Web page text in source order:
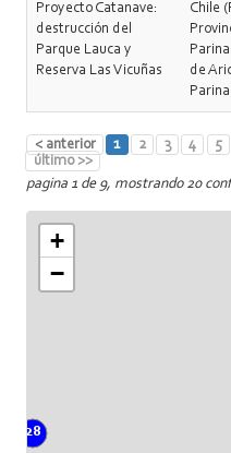
Proyecto Catanave:
destrucción del
Parque Lauca y
Reserva Las Vicuñas
Chile
de
< anterior 1 2 3 4 5
último >>
pagina 1 de 9, mostrando 20
28
+
−